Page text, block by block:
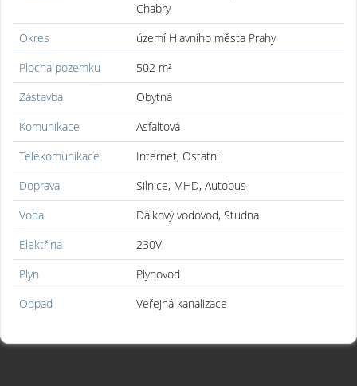
Chabry
Okres
území Hlavního města Prahy
Plocha pozemku
502 m²
Zástavba
Obytná
Komunikace
Asfaltová
Telekomunikace
Internet, Ostatní
Doprava
Silnice, MHD, Autobus
Voda
Dálkový vodovod, Studna
Elektřina
230V
Plyn
Plynovod
Odpad
Veřejná kanalizace